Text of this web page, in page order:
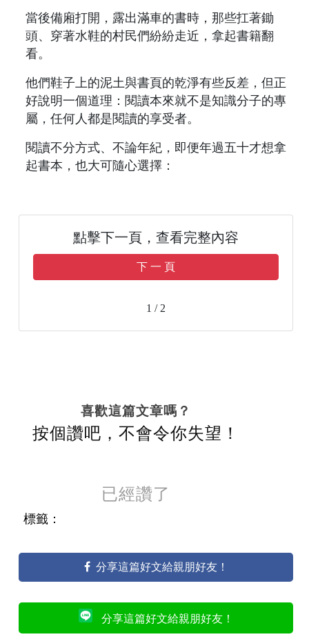
當後備廂打開，露出滿車的書時，那些扛著鋤
頭、穿著水鞋的村民們紛紛走近，拿起書籍翻
看。
他們鞋子上的泥土與書頁的乾淨有些反差，但正
好說明一個道理：閱讀本來就不是知識分子的專
屬，任何人都是閱讀的享受者。
閱讀不分方式、不論年紀，即便年過五十才想拿
起書本，也大可隨心選擇：
點擊下一頁，查看完整內容
下 一 頁
1 / 2
喜歡這篇文章嗎？
按個讚吧，不會令你失望！
已經讚了
標籤：
分享這篇好文給親朋好友！
分享這篇好文給親朋好友！